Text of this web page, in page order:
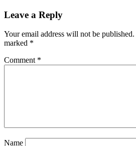
Leave a Reply
Your email address will not be published.
marked *
Comment *
Name